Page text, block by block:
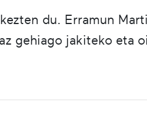
du. Erramun
gehiago jakiteko eta